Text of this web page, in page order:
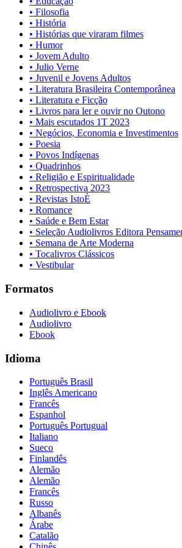
• Filosofia
• História
• Histórias que viraram filmes
• Humor
• Jovem Adulto
• Julio Verne
• Juvenil e Jovens Adultos
• Literatura Brasileira Contemporânea
• Literatura e Ficção
• Livros para ler e ouvir no Outono
• Mais escutados 1T 2023
• Negócios, Economia e Investimentos
• Poesia
• Povos Indígenas
• Quadrinhos
• Religião e Espiritualidade
• Retrospectiva 2023
• Revistas IstoÈ
• Romance
• Saúde e Bem Estar
• Seleção Audiolivros Editora
• Semana de Arte Moderna
• Tocalivros Clássicos
• Vestibular
Formatos
Audiolivro e Ebook
Audiolivro
Ebook
Idioma
Português Brasil
Inglês Americano
Francês
Espanhol
Português Portugual
Italiano
Sueco
Finlandês
Alemão
Alemão
Francês
Russo
Albanês
Árabe
Catalão